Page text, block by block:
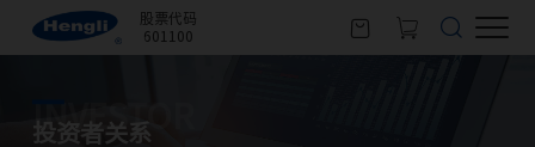
股票代码
601100
INVESTOR
投资者关系